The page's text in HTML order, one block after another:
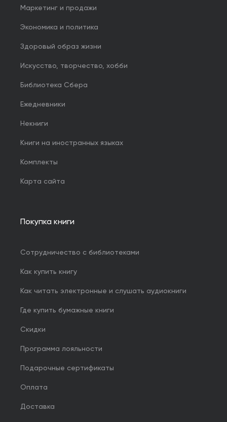
Маркетинг и продажи
Экономика и политика
Здоровый образ жизни
Искусство, творчество, хобби
Библиотека Сбера
Ежедневники
Некниги
Книги на иностранных языках
Комплекты
Карта сайта
Покупка книги
Сотрудничество с библиотеками
Как купить книгу
Как читать электронные и слушать аудиокниги
Где купить бумажные книги
Скидки
Программа лояльности
Подарочные сертификаты
Оплата
Доставка